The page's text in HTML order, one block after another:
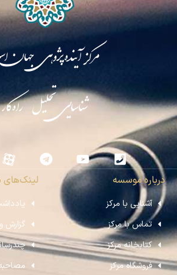
مرکز آینده‌پژوهی جهان
شناسایی تحلیل راه‌کار
درباره موسسه
آشنایی با مرکز
تماس با مرکز
کتابخانه مرکز
فروشگاه مرکز
لینک‌های
گزارش